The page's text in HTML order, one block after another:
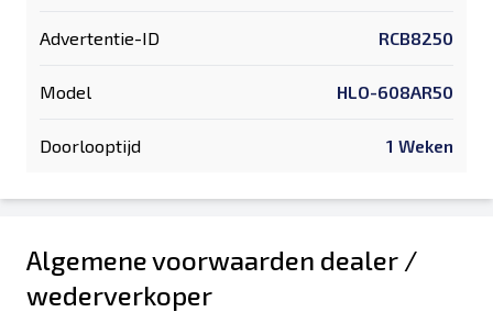
Advertentie-ID RCB8250
Model HLO-608AR50
Doorlooptijd 1 Weken
Algemene voorwaarden dealer /
wederverkoper